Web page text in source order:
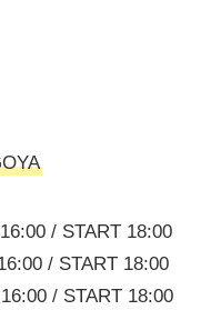
/ START 18:00
/ START 18:00
/ START 18:00